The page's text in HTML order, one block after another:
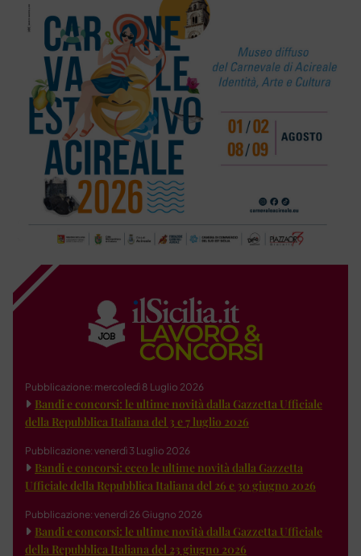
Pubblicazione: mercoledì 8 Luglio 2026
Bandi e concorsi: le ultime novità dalla Gazzetta Ufficiale
della Repubblica Italiana del 3 e 7 luglio 2026
Pubblicazione: venerdì 3 Luglio 2026
Bandi e concorsi: ecco le ultime novità dalla Gazzetta
Ufficiale della Repubblica Italiana del 26 e 30 giugno 2026
Pubblicazione: venerdì 26 Giugno 2026
Bandi e concorsi: le ultime novità dalla Gazzetta Ufficiale
della Repubblica Italiana del 23 giugno 2026